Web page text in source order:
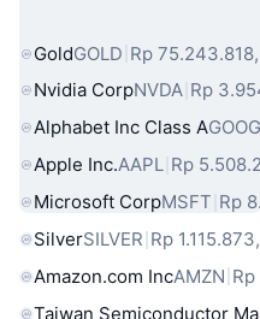
Aset Dunia
GoldGOLD Rp
Nvidia CorpNVDA Rp
Alphabet Inc Class A
Apple Inc.AAPL Rp
Microsoft CorpMSFT Rp
SilverSILVER Rp
Amazon.com IncAMZN
Taiwan Semiconductor